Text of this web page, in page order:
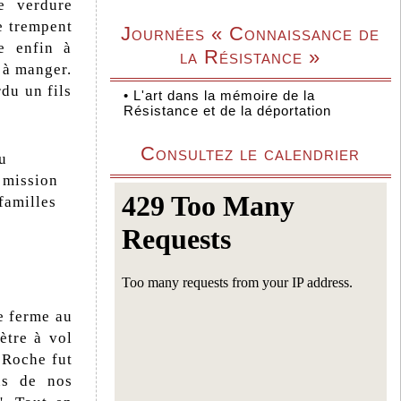
verdure
trempent
enfin à
manger.
un fils
ferme au
à vol
fut
de nos
Journées « Connaissance de
la Résistance »
• L'art dans la mémoire de la
Résistance et de la déportation
Consultez le calendrier